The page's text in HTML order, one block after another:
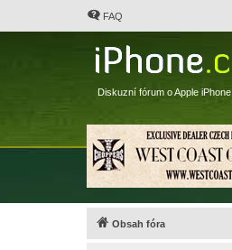
FAQ
Diskuzní fórum o Apple iPhone
Obsah fóra